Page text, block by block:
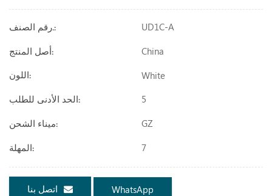
رقم الصنف.: UD1C-A
أصل المنتج: China
اللون: White
الحد الأدنى للطلب: 5
ميناء الشحن: GZ
المهلة: 7
اتصل بنا WhatsApp